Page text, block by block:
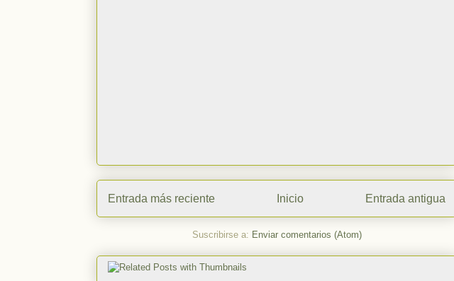
Entrada más reciente Entrada antigua
Inicio
Suscribirse a: Enviar comentarios (Atom)